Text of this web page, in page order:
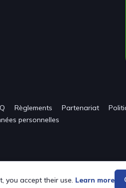
you accept their use. Learn more
Règlements Partenariat
personnelles